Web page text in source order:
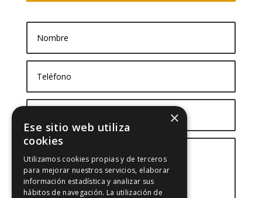
×
Ese sitio web utiliza
cookies
Utilizamos cookies propias y de terceros
para mejorar nuestros servicios, elaborar
información estadística y analizar sus
hábitos de navegación. La utilización de